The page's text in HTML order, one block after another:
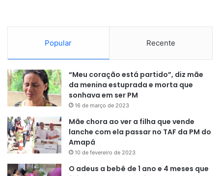
Popular Recente
“Meu coração está partido”, diz mãe
da menina estuprada e morta que
sonhava em ser PM
16 de março de 2023
Mãe chora ao ver a filha que vende
lanche com ela passar no TAF da PM do
Amapá
10 de fevereiro de 2023
O adeus a bebê de 1 ano e 4 meses que